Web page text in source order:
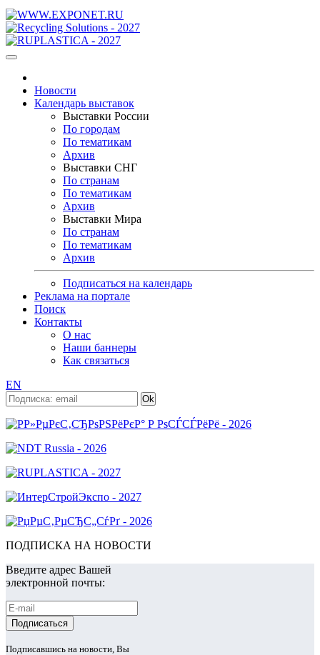
Новости
Календарь выставок
Выставки России
По городам
По тематикам
Архив
Выставки СНГ
По странам
По тематикам
Архив
Выставки Мира
По странам
По тематикам
Архив
Подписаться на календарь
Реклама на портале
Поиск
Контакты
О нас
Наши баннеры
Как связаться
EN
ПОДПИСКА НА НОВОСТИ
Введите адрес Вашей
электронной почты:
Подписавшись на новости, Вы